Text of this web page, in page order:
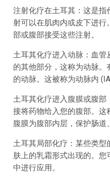
注射化疗在土耳其：这是
射可以在肌肉内或皮下进
部或腹部接受这些注射。
土耳其化疗进入动脉：血
的其他部分，这称为动脉
的动脉。这被称为动脉内
土耳其化疗进入腹膜或腹
接将药物给入您的腹部。这
腹膜为腹部内层，保护肠道
土耳其局部化疗：某些类
肤上的乳霜形式出现的。
中进行应用。